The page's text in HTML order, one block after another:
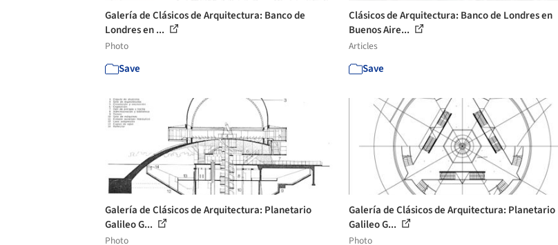
Galería de Clásicos de Arquitectura: Banco de
Londres en ...
Photo
Save
Clásicos de Arquitectura: Banco de Londres en
Buenos Aire...
Articles
Save
Galería de Clásicos de Arquitectura: Planetario
Galileo G...
Photo
Galería de Clásicos de Arquitectura: Planetario
Galileo G...
Photo